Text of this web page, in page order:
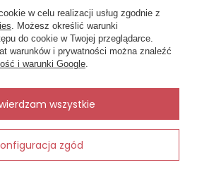
Dodaj do koszyka
zamówienia
przesyłki
zwrócić produkt
Kontakt
×
✨ Asystent zakupowy
Napisz czego szukasz — pokażę
gotowe propozycje.
w celu realizacji usług zgodnie z
. Możesz określić warunki
do cookie w Twojej przeglądarce.
warunków i prywatności można znaleźć
i warunki Google.
zgód
wszystkie